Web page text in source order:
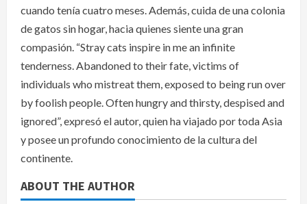
cuando tenía cuatro meses. Además, cuida de una colonia
de gatos sin hogar, hacia quienes siente una gran
compasión. “Stray cats inspire in me an infinite
tenderness. Abandoned to their fate, victims of
individuals who mistreat them, exposed to being run over
by foolish people. Often hungry and thirsty, despised and
ignored”, expresó el autor, quien ha viajado por toda Asia
y posee un profundo conocimiento de la cultura del
continente.
ABOUT THE AUTHOR